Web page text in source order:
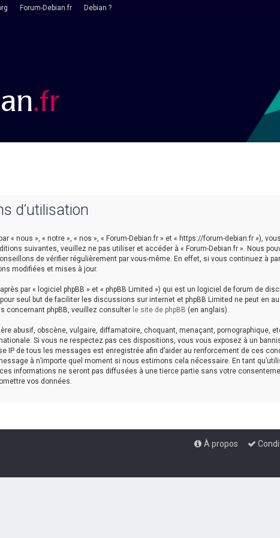
Forum-Debian.fr Debian ?
d’utilisation
« nous », « notre », « nos », « Forum-Debian.fr » et « https://forum-debian.fr »),
suivantes, veuillez ne pas utiliser et accéder à « Forum-Debian.fr ». Nous
de vérifier régulièrement par vous-même. En effet, si vous continuez à
modifiées et mises à jour.
par « logiciel phpBB » et « phpBB Limited ») qui est un logiciel de forum de
seul but de faciliter les discussions sur internet et phpBB Limited ne peut
concernant phpBB, veuillez consulter le site de phpBB (en anglais).
abusif, obscène, vulgaire, diffamatoire, choquant, menaçant, pornographique,
Si vous ne respectez pas ces dispositions, vous vous exposez à un
IP de tous les messages est enregistrée afin d’aider au renforcement de ces
à n’importe quel moment si nous estimons cela nécessaire. En tant
informations ne seront pas diffusées à une tierce partie sans votre
vos données.
À propos